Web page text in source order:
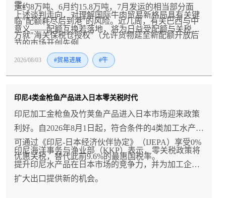
零。
运约8万吨、6月约15.8万吨，7月发运的相当部分面
临"配额耗尽后到港"的风险。近几周，有关巴西与中
方就"海关保税仓授权"（允许货物延至新配额开放后
估类似方案。与此同时，巴西与乌拉圭等国的配额互
换谈判亦有报道，涉及约10万吨中国市场份额交换巴
西在欧盟贸易协定项下的较小配额。
上述谈判走向，对理解国际牛肉贸易新格局具有关键
意义——配额互换若落地，将为日益受配额与关税调
节的市场开创先例
2026/08/03 #贸易进展 #牛
印尼4类金枪鱼产品进入日本零关税时代
印尼加工金枪鱼及竹荚鱼产品进入日本市场迎来政策
利好。自2026年8月1日起，符合条件的4类加工水产品
可通过《印尼-日本经济伙伴协定》（IJEPA）享受0%
优惠关税，替代此前9.6%的最惠国税率。
印尼海洋事务与渔业部（KKP）表示，零关税政策将
提升印尼水产品在日本市场的竞争力，并为加工企业
扩大出口提供新的机会。